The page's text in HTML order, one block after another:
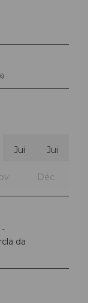
Jui Jui
Déc
-
da